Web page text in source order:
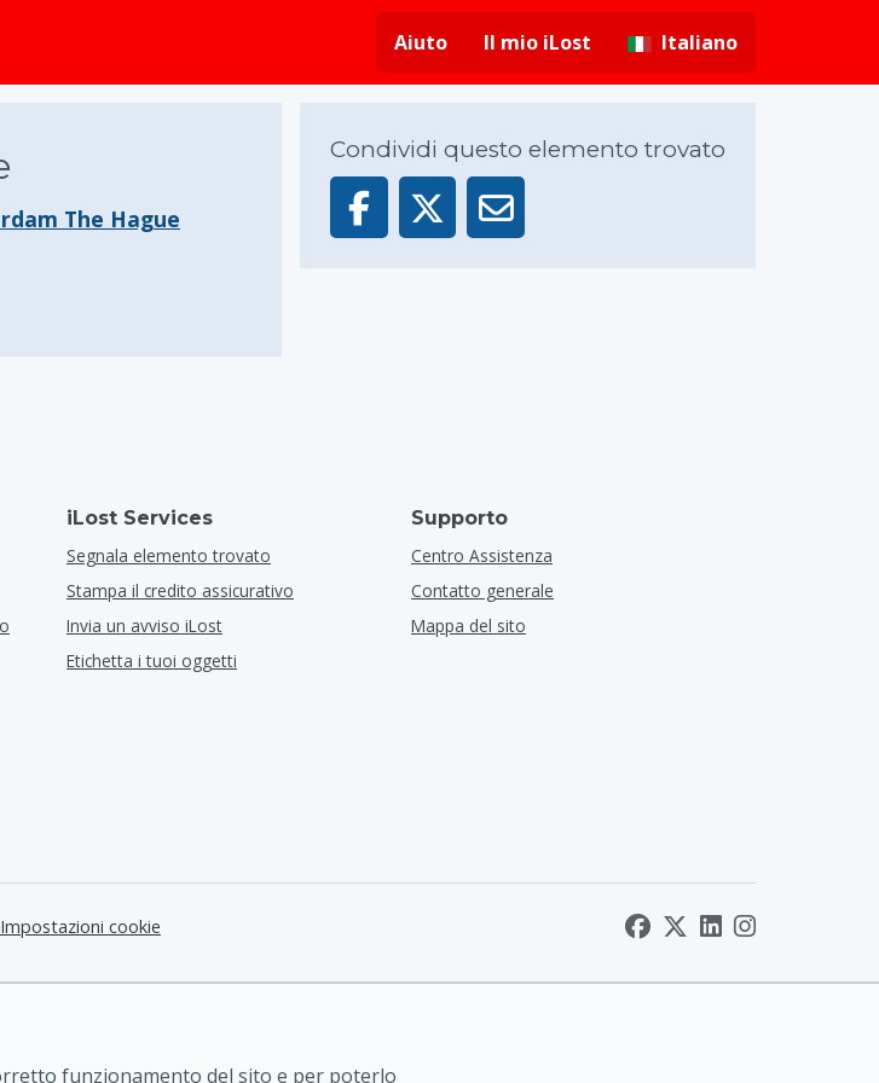
Aiuto
Il mio iLost Italiano
The Hague
Condividi questo elemento trovato
iLost Services
Segnala elemento trovato
Stampa il credito assicurativo
Invia un avviso iLost
Etichetta i tuoi oggetti
Supporto
Centro Assistenza
Contatto generale
Mappa del sito
Impostazioni cookie
funzionamento del sito e per poterlo